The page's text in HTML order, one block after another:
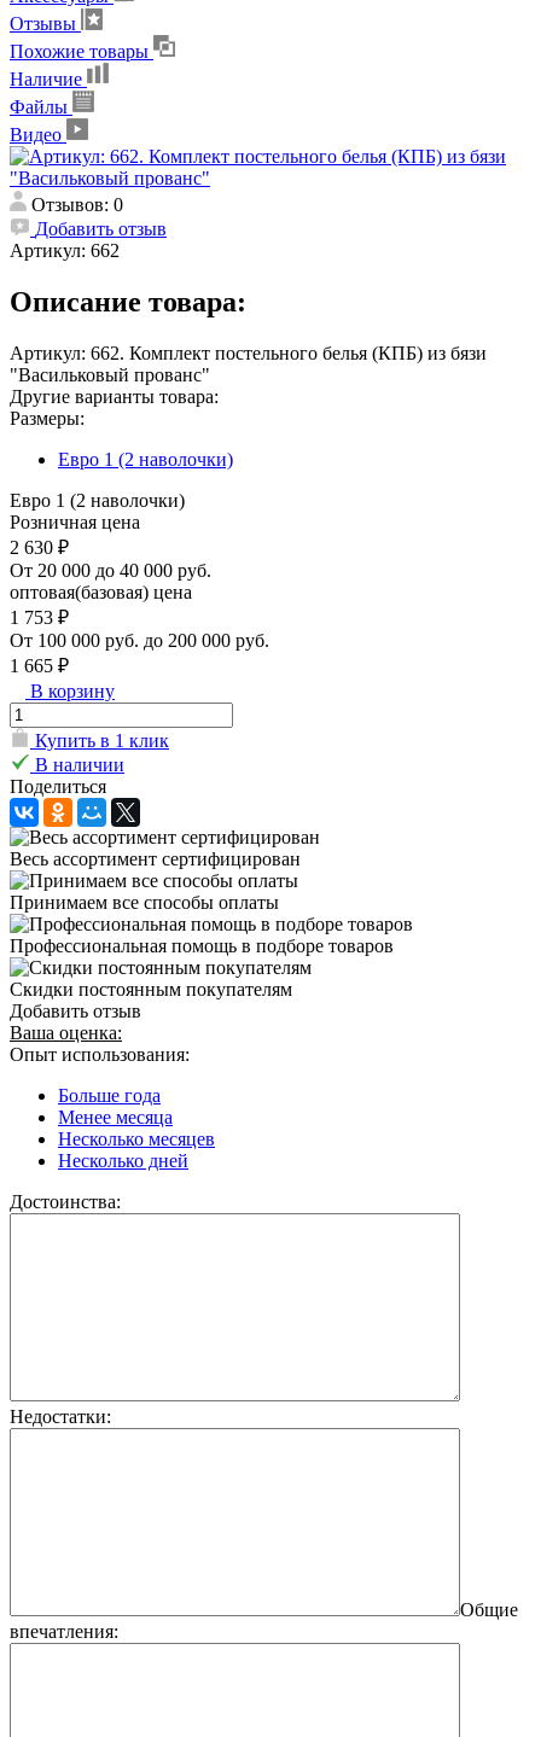
Отзывы
Похожие товары
Наличие
Файлы
Видео
Отзывов: 0
Добавить отзыв
Артикул: 662
Описание товара:
Артикул: 662. Комплект постельного белья (КПБ) из бязи
"Васильковый прованс"
Другие варианты товара:
Размеры:
Евро 1 (2 наволочки)
Евро 1 (2 наволочки)
Розничная цена
2 630 ₽
От 20 000 до 40 000 руб.
оптовая(базовая) цена
1 753 ₽
От 100 000 руб. до 200 000 руб.
1 665 ₽
В корзину
Купить в 1 клик
В наличии
Поделиться
Весь ассортимент сертифицирован
Принимаем все способы оплаты
Профессиональная помощь в подборе товаров
Скидки постоянным покупателям
Добавить отзыв
Ваша оценка:
Опыт использования:
Больше года
Менее месяца
Несколько месяцев
Несколько дней
Достоинства:
Недостатки:
Общие
впечатления: